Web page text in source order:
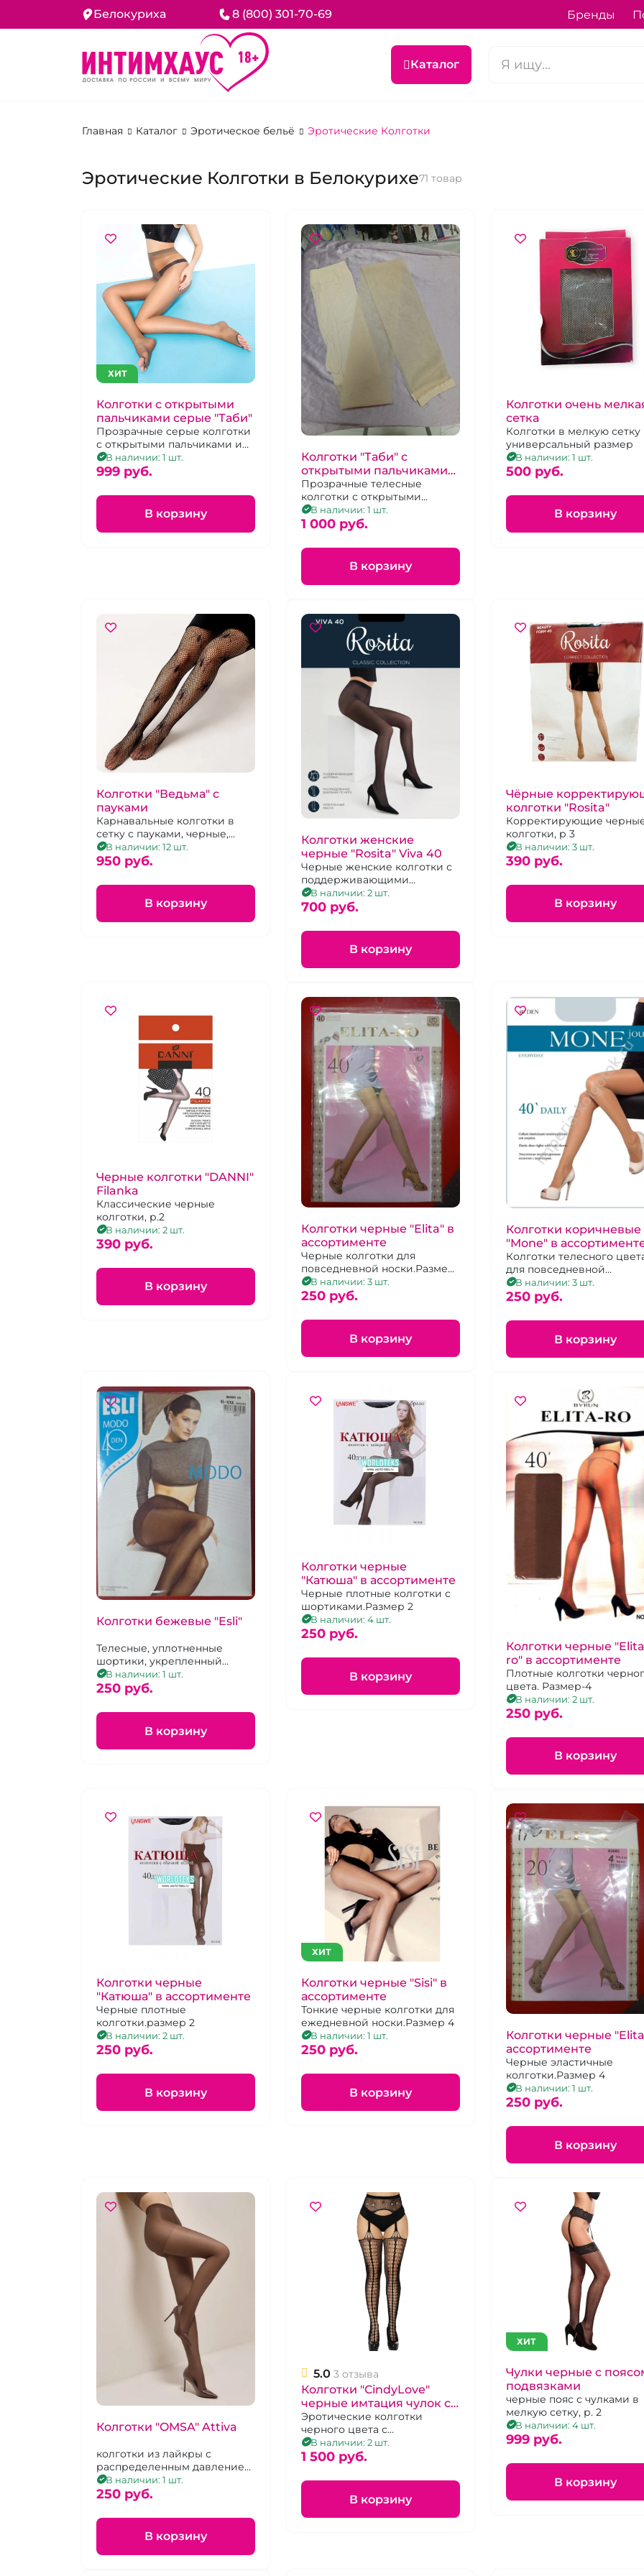
Белокуриха 8 (800) 301-70-69 Бренды
Каталог
Главная Каталог Эротическое бельё Эротические Колготки
Эротические Колготки в Белокурихе71 товар
ХИТ
Колготки с открытыми
пальчиками серые "Таби"
Прозрачные серые колготки
с открытыми пальчиками и
отделённым большим
пальчиком
В наличии: 1 шт.
999 pуб.
В корзину
Колготки "Таби" с
открытыми пальчиками
телесные
Прозрачные телесные
колготки с открытыми
пальчиками и отделённым
большим пальчиком
В наличии: 1 шт.
1 000 pуб.
В корзину
Колготки очень
сетка
Колготки в мелкую сетку
универсальный размер
В наличии: 1 шт.
500 pуб.
В корзину
Колготки "Ведьма" с
пауками
Карнавальные колготки в
сетку с пауками, черные,
размер универсальный
В наличии: 12 шт.
950 pуб.
В корзину
Колготки женские
черные "Rosita" Viva 40
Черные женские колготки с
поддерживающими
шортиками, размер 5
В наличии: 2 шт.
700 pуб.
В корзину
Чёрные
колготки "Rosita"
Корректирующие
колготки, р 3
В наличии: 3 шт.
390 pуб.
В корзину
Черные колготки "DANNI"
Filanka
Классические черные
колготки, р.2
В наличии: 2 шт.
390 pуб.
В корзину
Колготки черные "Elita" в
ассортименте
Черные колготки для
повседневной носки.Размер
4 В наличии: 3 шт.
250 pуб.
В корзину
Колготки коричневые
"Mone" в
Колготки телесного
для повседневной
носки.Размер-2
В наличии: 3 шт.
250 pуб.
В корзину
Колготки бежевые "Esli"
Телесные, уплотненные
шортики, укрепленный
мысок, 40 ден, р-р 6
В наличии: 1 шт.
250 pуб.
В корзину
Колготки черные
"Катюша" в ассортименте
Черные плотные колготки с
шортиками.Размер 2
В наличии: 4 шт.
250 pуб.
В корзину
Колготки черные
ro" в ассортименте
Плотные колготки
цвета. Размер-4
В наличии: 2 шт.
250 pуб.
В корзину
Колготки черные
"Катюша" в ассортименте
Черные плотные
колготки.размер 2
В наличии: 2 шт.
250 pуб.
В корзину
ХИТ
Колготки черные "Sisi" в
ассортименте
Тонкие черные колготки для
ежедневной носки.Размер 4
В наличии: 1 шт.
250 pуб.
В корзину
Колготки черные
ассортименте
Черные эластичные
колготки.Размер 4
В наличии: 1 шт.
250 pуб.
В корзину
Колготки "OMSA" Attiva
колготки из лайкры с
распределенным давлением,
40 ден, размер 3, цвет в
ассортименте
В наличии: 1 шт.
250 pуб.
В корзину
5.0 3 отзыва
Колготки "CindyLove"
черные имтация чулок с
вырезами L-2XL
Эротические колготки
черного цвета с
вырезами.Размер 48-50
В наличии: 2 шт.
1 500 pуб.
В корзину
ХИТ
Чулки черные с
подвязками
черные пояс с чулками в
мелкую сетку, р. 2
В наличии: 4 шт.
999 pуб.
В корзину